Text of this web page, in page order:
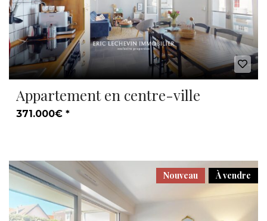
Appartement en centre-ville
371.000€ *
À vendre
Nouveau